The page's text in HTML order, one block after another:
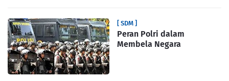
[ SDM ]
Peran Polri dalam
Membela Negara